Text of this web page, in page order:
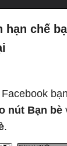
hạn chế
nút Bạn bè
.